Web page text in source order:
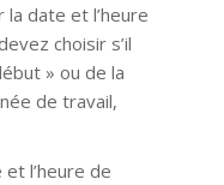
la date et l’heure
choisir s’il
» ou de la
de travail,
l’heure de